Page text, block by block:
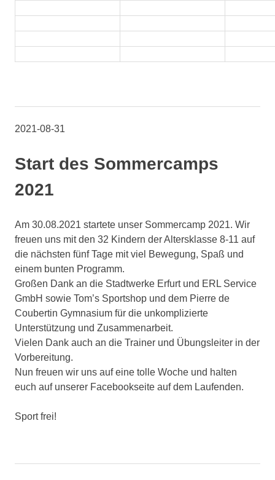
2021-08-31
Start des Sommercamps
2021
Am 30.08.2021 startete unser Sommercamp 2021. Wir
freuen uns mit den 32 Kindern der Altersklasse 8-11 auf
die nächsten fünf Tage mit viel Bewegung, Spaß und
einem bunten Programm.
Großen Dank an die Stadtwerke Erfurt und ERL Service
GmbH sowie Tom’s Sportshop und dem Pierre de
Coubertin Gymnasium für die unkomplizierte
Unterstützung und Zusammenarbeit.
Vielen Dank auch an die Trainer und Übungsleiter in der
Vorbereitung.
Nun freuen wir uns auf eine tolle Woche und halten
euch auf unserer Facebookseite auf dem Laufenden.
Sport frei!